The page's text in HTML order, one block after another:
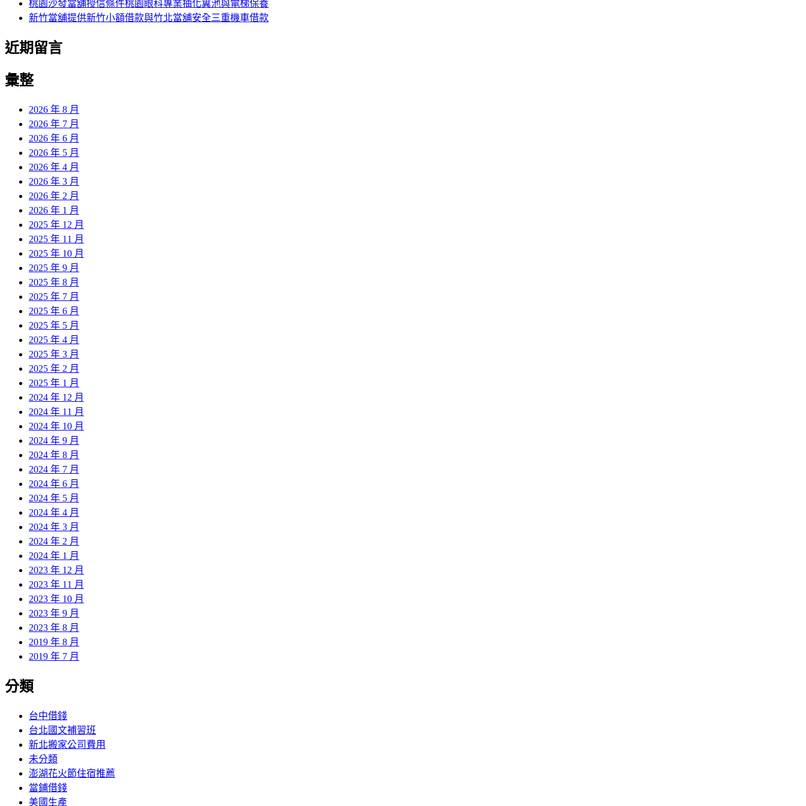
桃園沙發當舖授信條件桃園眼科專業抽化糞池與電梯保養
新竹當舖提供新竹小額借款與竹北當舖安全三重機車借款
近期留言
彙整
2026 年 8 月
2026 年 7 月
2026 年 6 月
2026 年 5 月
2026 年 4 月
2026 年 3 月
2026 年 2 月
2026 年 1 月
2025 年 12 月
2025 年 11 月
2025 年 10 月
2025 年 9 月
2025 年 8 月
2025 年 7 月
2025 年 6 月
2025 年 5 月
2025 年 4 月
2025 年 3 月
2025 年 2 月
2025 年 1 月
2024 年 12 月
2024 年 11 月
2024 年 10 月
2024 年 9 月
2024 年 8 月
2024 年 7 月
2024 年 6 月
2024 年 5 月
2024 年 4 月
2024 年 3 月
2024 年 2 月
2024 年 1 月
2023 年 12 月
2023 年 11 月
2023 年 10 月
2023 年 9 月
2023 年 8 月
2019 年 8 月
2019 年 7 月
分類
台中借錢
台北國文補習班
新北搬家公司費用
未分類
澎湖花火節住宿推薦
當鋪借錢
美國生產